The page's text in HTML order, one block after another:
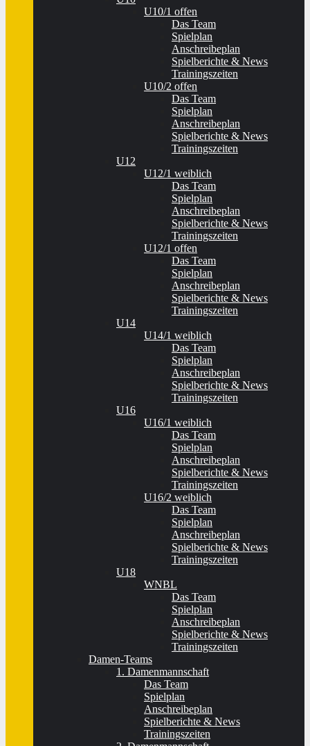
U10/1 offen
Das Team
Spielplan
Anschreibeplan
Spielberichte & News
Trainingszeiten
U10/2 offen
Das Team
Spielplan
Anschreibeplan
Spielberichte & News
Trainingszeiten
U12
U12/1 weiblich
Das Team
Spielplan
Anschreibeplan
Spielberichte & News
Trainingszeiten
U12/1 offen
Das Team
Spielplan
Anschreibeplan
Spielberichte & News
Trainingszeiten
U14
U14/1 weiblich
Das Team
Spielplan
Anschreibeplan
Spielberichte & News
Trainingszeiten
U16
U16/1 weiblich
Das Team
Spielplan
Anschreibeplan
Spielberichte & News
Trainingszeiten
U16/2 weiblich
Das Team
Spielplan
Anschreibeplan
Spielberichte & News
Trainingszeiten
U18
WNBL
Das Team
Spielplan
Anschreibeplan
Spielberichte & News
Trainingszeiten
Damen-Teams
1. Damenmannschaft
Das Team
Spielplan
Anschreibeplan
Spielberichte & News
Trainingszeiten